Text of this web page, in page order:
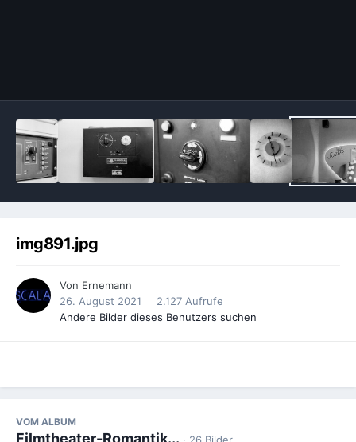
img891.jpg
Von Ernemann
26. August 2021
2.127 Aufrufe
Andere Bilder dieses Benutzers suchen
VOM ALBUM
Filmtheater-Romantik...